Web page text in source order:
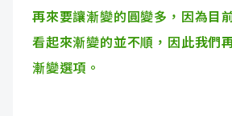
再來要讓漸變的圓變多，因為目
看起來漸變的並不順，因此我們
漸變選項。